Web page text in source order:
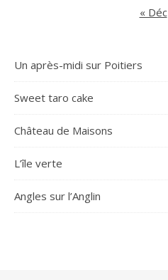
« Déc
Un après-midi sur Poitiers
Sweet taro cake
Château de Maisons
L’île verte
Angles sur l’Anglin